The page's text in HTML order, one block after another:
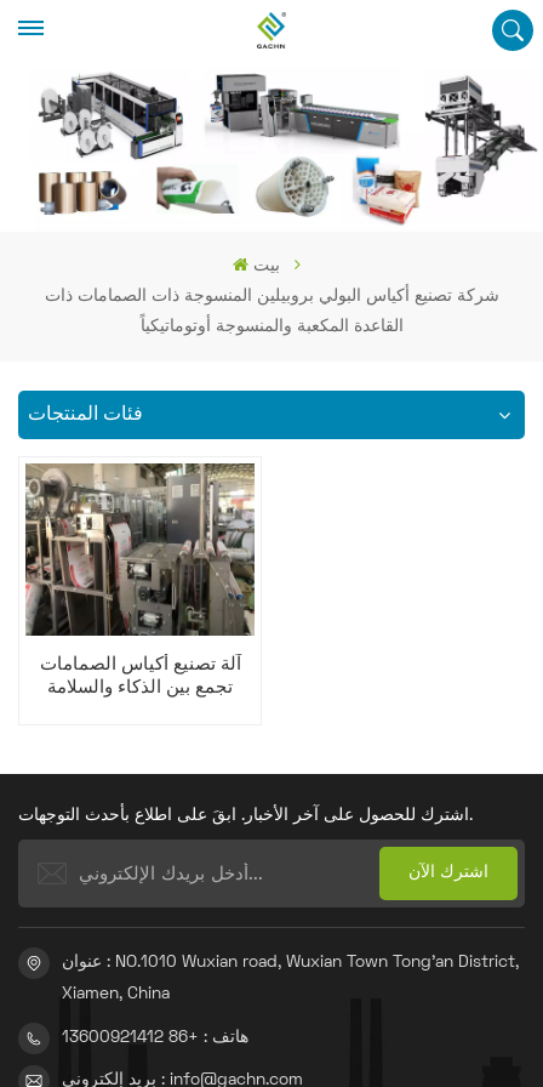
بيت
شركة تصنيع أكياس البولي بروبيلين المنسوجة ذات الصمامات ذات
القاعدة المكعبة والمنسوجة أوتوماتيكياً
فئات المنتجات
آلة تصنيع أكياس الصمامات
تجمع بين الذكاء والسلامة
اشترك للحصول على آخر الأخبار. ابقَ على اطلاع بأحدث التوجهات.
عنوان : NO.1010 Wuxian road, Wuxian Town Tong'an District,
Xiamen, China
هاتف : +86 13600921412
بريد إلكتروني : info@gachn.com